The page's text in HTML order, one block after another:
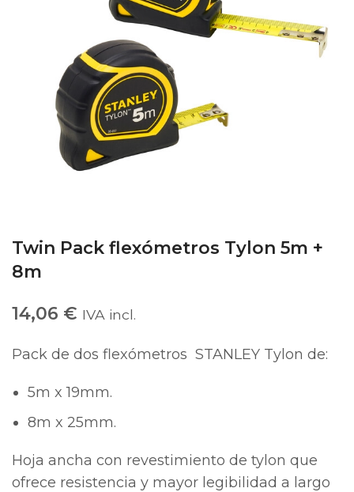
Twin Pack flexómetros Tylon 5m +
8m
14,06 € IVA incl.
Pack de dos flexómetros STANLEY Tylon de:
5m x 19mm.
8m x 25mm.
Hoja ancha con revestimiento de tylon que
ofrece resistencia y mayor legibilidad a largo